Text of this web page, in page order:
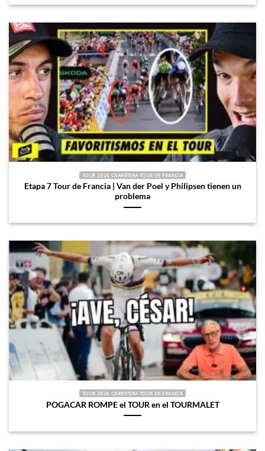
TOUR 2026 CARRETERA TOUR DE FRANCIA
Etapa 7 Tour de Francia | Van der Poel y Philipsen tienen un
problema
TOUR 2026 CARRETERA TOUR DE FRANCIA
POGACAR ROMPE el TOUR en el TOURMALET